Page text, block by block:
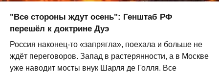
"Все стороны ждут осень": Генштаб РФ
перешёл к доктрине Дуэ
Россия наконец-то «запрягла», поехала и больше не
ждёт переговоров. Запад в растерянности, а в Москве
уже наводит мосты внук Шарля де Голля. Все